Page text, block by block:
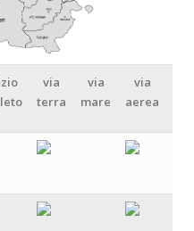
via
terra
via
mare
via
aerea